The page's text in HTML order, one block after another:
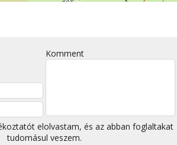
Komment
elolvastam, és az abban foglaltakat
tudomásul veszem.